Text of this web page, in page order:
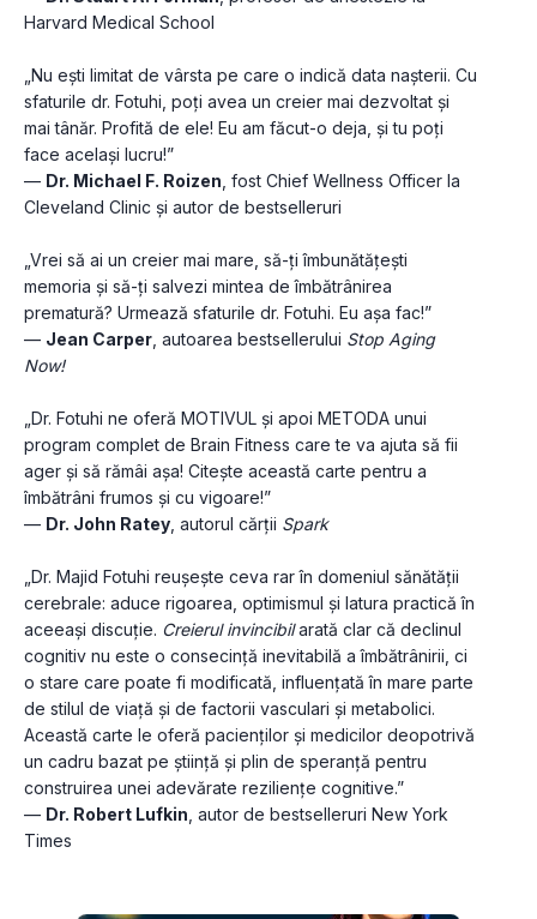
Harvard Medical School
„Nu ești limitat de vârsta pe care o indică data nașterii. Cu
sfaturile dr. Fotuhi, poți avea un creier mai dezvoltat și
mai tânăr. Profită de ele! Eu am făcut-o deja, și tu poți
face același lucru!”
— Dr. Michael F. Roizen , fost Chief Wellness Officer la
Cleveland Clinic și autor de bestselleruri
„Vrei să ai un creier mai mare, să-ți îmbunătățești
memoria și să-ți salvezi mintea de îmbătrânirea
prematură? Urmează sfaturile dr. Fotuhi. Eu așa fac!”
— Jean Carper , autoarea bestsellerului Stop Aging
Now!
„Dr. Fotuhi ne oferă MOTIVUL și apoi METODA unui
program complet de Brain Fitness care te va ajuta să fii
ager și să rămâi așa! Citește această carte pentru a
îmbătrâni frumos și cu vigoare!”
— Dr. John Ratey , autorul cărții Spark
„Dr. Majid Fotuhi reușește ceva rar în domeniul sănătății
cerebrale: aduce rigoarea, optimismul și latura practică în
aceeași discuție. Creierul invincibil arată clar că declinul
cognitiv nu este o consecință inevitabilă a îmbătrânirii, ci
o stare care poate fi modificată, influențată în mare parte
de stilul de viață și de factorii vasculari și metabolici.
Această carte le oferă pacienților și medicilor deopotrivă
un cadru bazat pe știință și plin de speranță pentru
construirea unei adevărate reziliențe cognitive.”
— Dr. Robert Lufkin , autor de bestselleruri New York
Times